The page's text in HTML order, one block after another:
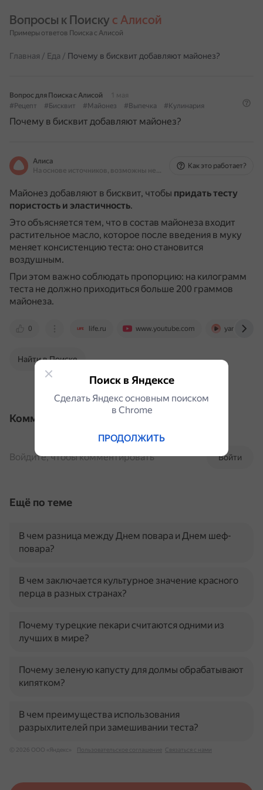
Вопросы к Поиску с Алисой
Примеры ответов Поиска с Алисой
Главная / Еда / Почему в бисквит добавляют майонез?
Вопрос для Поиска с Алисой
1 мая
#Рецепт
#Бисквит #Майонез #Выпечка #Кулинария
Почему в бисквит добавляют майонез?
Алиса
На основе источников, возможны неточности
Как это работает?
Майонез добавляют в бисквит, чтобы придать тесту
пористость и эластичность.
Это объясняется тем, что в состав майонеза входит
растительное масло, которое после введения в муку
меняет консистенцию теста: оно становится
воздушным.
При этом важно соблюдать пропорцию: на килограмм
теста не должно приходиться больше 200 граммов
майонеза.
0 life.ru www.youtube.com yandex.ru
Найти в Поиске
Комментарии
Войти
Войдите, чтобы комментировать
Ещё по теме
В чем разница между Днем повара и Днем шеф-
повара?
В чем заключается культурное значение красного
перца в разных странах?
Почему турецкие пекари считаются одними из
лучших в мире?
Почему зеленую капусту для долмы обрабатывают
кипятком?
В чем преимущества использования
разрыхлителей при замешивании теста?
© 2026 ООО «Яндекс» Пользовательское соглашение Связаться с нами
Поиск в Яндексе
Сделать Яндекс основным поиском
в Сhrome
ПРОДОЛЖИТЬ